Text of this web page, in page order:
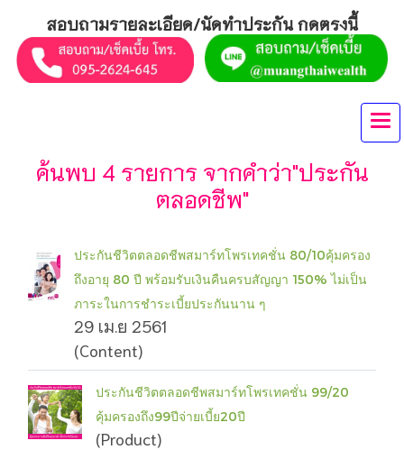
สอบถามรายละเอียด/นัดทำประกัน กดตรงนี้
ค้นพบ 4 รายการ จากคำว่า"ประกัน
ตลอดชีพ"
ประกันชีวิตตลอดชีพสมาร์ทโพรเทคชั่น 80/10คุ้มครอง
ถึงอายุ 80 ปี พร้อมรับเงินคืนครบสัญญา 150% ไม่เป็น
ภาระในการชำระเบี้ยประกันนาน ๆ
29 เม.ย 2561
(Content)
ประกันชีวิตตลอดชีพสมาร์ทโพรเทคชั่น 99/20
คุ้มครองถึง99ปีจ่ายเบี้ย20ปี
(Product)